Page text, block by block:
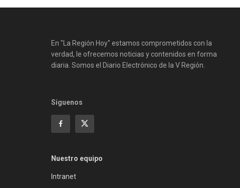
En "La Región Hoy" estamos comprometidos con la
verdad, le ofrecemos noticias y contenidos en forma
diaria. Somos el Diario Electrónico de la V Región.
Siguenos
Nuestro equipo
Intranet